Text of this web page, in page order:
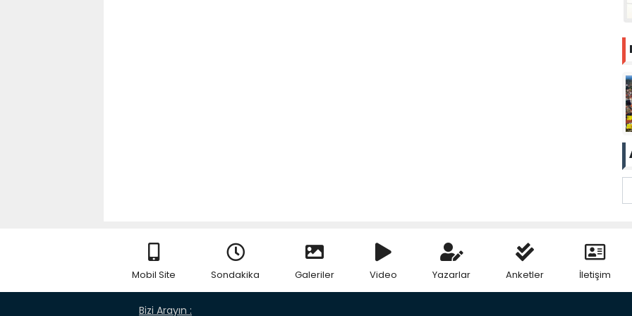
Mobil Site Sondakika Galeriler Video Yazarlar Anketler İletişim
Bizi Arayın :